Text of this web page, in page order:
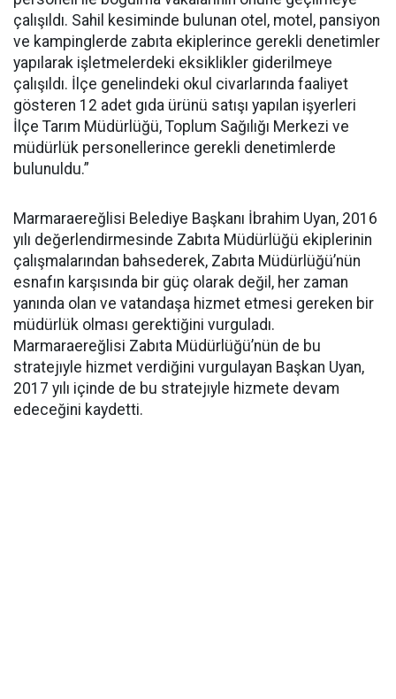
çalışıldı. Sahil kesiminde bulunan otel, motel, pansiyon
ve kampinglerde zabıta ekiplerince gerekli denetimler
yapılarak işletmelerdeki eksiklikler giderilmeye
çalışıldı. İlçe genelindeki okul civarlarında faaliyet
gösteren 12 adet gıda ürünü satışı yapılan işyerleri
İlçe Tarım Müdürlüğü, Toplum Sağılığı Merkezi ve
müdürlük personellerince gerekli denetimlerde
bulunuldu.”
Marmaraereğlisi Belediye Başkanı İbrahim Uyan, 2016
yılı değerlendirmesinde Zabıta Müdürlüğü ekiplerinin
çalışmalarından bahsederek, Zabıta Müdürlüğü’nün
esnafın karşısında bir güç olarak değil, her zaman
yanında olan ve vatandaşa hizmet etmesi gereken bir
müdürlük olması gerektiğini vurguladı.
Marmaraereğlisi Zabıta Müdürlüğü’nün de bu
stratejıyle hizmet verdiğini vurgulayan Başkan Uyan,
2017 yılı içinde de bu stratejıyle hizmete devam
edeceğini kaydetti.